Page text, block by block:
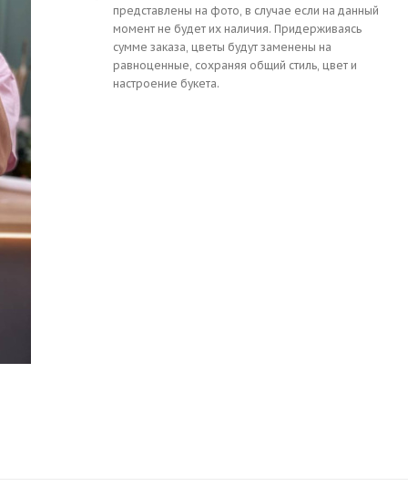
представлены на фото, в случае если на данный
момент не будет их наличия. Придерживаясь
сумме заказа, цветы будут заменены на
равноценные, сохраняя общий стиль, цвет и
настроение букета.